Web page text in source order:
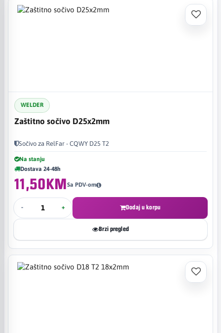
WELDER
Zaštitno sočivo D25x2mm
Sočivo za RelFar - CQWY D25 T2
Na stanju
Dostava 24-48h
11,50KMSa PDV-om
- + Dodaj u korpu
Brzi pregled